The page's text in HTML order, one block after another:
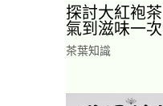
探討大紅袍
氣到滋味一
茶葉知識